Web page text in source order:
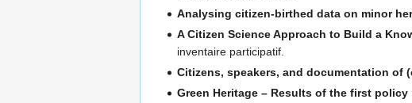
Analysing citizen-birthed data on minor
A Citizen Science Approach to Build a
inventaire participatif.
Citizens, speakers, and documentation of
Green Heritage – Results of the first